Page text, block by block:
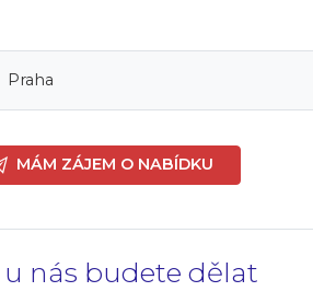
Praha
MÁM ZÁJEM O NABÍDKU
u nás budete dělat